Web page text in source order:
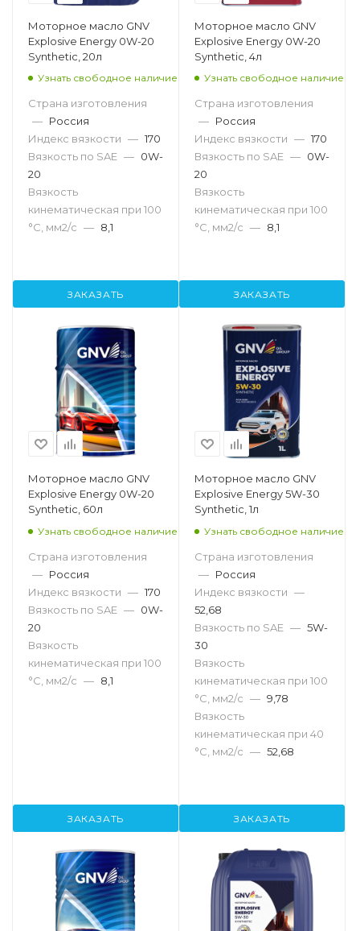
Моторное масло GNV
Explosive Energy 0W-20
Synthetic, 20л
Узнать свободное наличие
Страна изготовления
— Россия
Индекс вязкости — 170
Вязкость по SAE — 0W-
20
Вязкость
кинематическая при 100
°С, мм2/с — 8,1
ЗАКАЗАТЬ
Моторное масло GNV
Explosive Energy 0W-20
Synthetic, 4л
Узнать свободное наличие
Страна изготовления
— Россия
Индекс вязкости — 170
Вязкость по SAE — 0W-
20
Вязкость
кинематическая при 100
°С, мм2/с — 8,1
ЗАКАЗАТЬ
Моторное масло GNV
Explosive Energy 0W-20
Synthetic, 60л
Узнать свободное наличие
Страна изготовления
— Россия
Индекс вязкости — 170
Вязкость по SAE — 0W-
20
Вязкость
кинематическая при 100
°С, мм2/с — 8,1
ЗАКАЗАТЬ
Моторное масло GNV
Explosive Energy 5W-30
Synthetic, 1л
Узнать свободное наличие
Страна изготовления
— Россия
Индекс вязкости —
52,68
Вязкость по SAE — 5W-
30
Вязкость
кинематическая при 100
°С, мм2/с — 9,78
Вязкость
кинематическая при 40
°С, мм2/с — 52,68
ЗАКАЗАТЬ